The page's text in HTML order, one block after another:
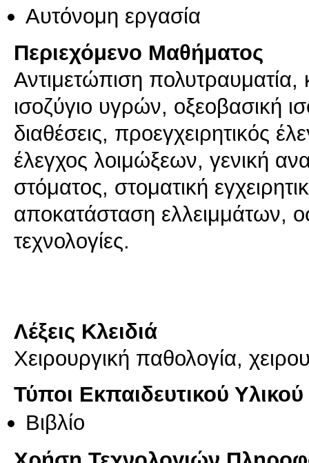
Αυτόνομη εργασία
Περιεχόμενο Μαθήματος
Αντιμετώπιση
ισοζύγιο υγρών, οξεοβασική
διαθέσεις, προεγχειρητικός
έλεγχος λοιμώξεων, γενική
στόματος, στοματική
αποκατάσταση ελλειμμάτων,
τεχνολογίες.
Λέξεις Κλειδιά
Χειρουργική παθολογία,
Τύποι Εκπαιδευτικού Υλικού
Βιβλίο